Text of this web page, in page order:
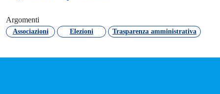
Argomenti
Associazioni Elezioni Trasparenza amministrativa